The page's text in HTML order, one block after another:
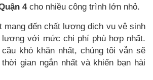
4cho nhiều công trình lớn nhỏ.
đến chất lượng dịch vụ vệ sinh
lượng với mức chi phí phù hợp nhất.
khó khăn nhất, chúng tôi vẫn sẽ
thời gian ngắn nhất và khiến bạn hài